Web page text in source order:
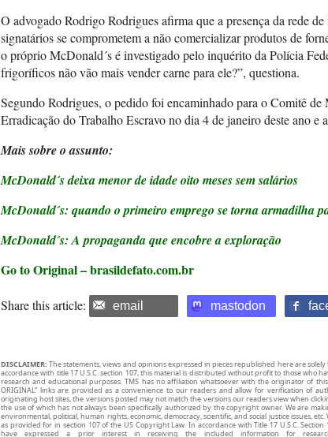
O advogado Rodrigo Rodrigues afirma que a presença da rede
signatários se comprometem a não comercializar produtos de
o próprio McDonald´s é investigado pelo inquérito da Polícia
frigoríficos não vão mais vender carne para ele?”, questiona.
Segundo Rodrigues, o pedido foi encaminhado para o Comitê
Erradicação do Trabalho Escravo no dia 4 de janeiro deste ano e
Mais sobre o assunto:
McDonald´s deixa menor de idade oito meses sem salários
McDonald´s: quando o primeiro emprego se torna armadilha
McDonald´s: A propaganda que encobre a exploração
Go to Original – brasildefato.com.br
Share this article: email mastodon
DISCLAIMER: The statements, views and opinions expressed in pieces republished here are
accordance with title 17 U.S.C. section 107, this material is distributed without profit to those
research and educational purposes. TMS has no affiliation whatsoever with the originator of
ORIGINAL” links are provided as a convenience to our readers and allow for verification of
originating host sites, the versions posted may not match the versions our readers view when
the use of which has not always been specifically authorized by the copyright owner. We are
environmental, political, human rights, economic, democracy, scientific, and social justice issues,
as provided for in section 107 of the US Copyright Law. In accordance with Title 17 U.S.C.
have expressed a prior interest in receiving the included information for